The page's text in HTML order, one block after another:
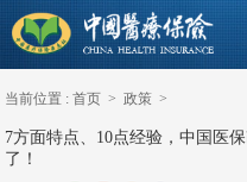
当前位置 : 首页 > 政策 >
7方面特点、10点经验，中国医
了！